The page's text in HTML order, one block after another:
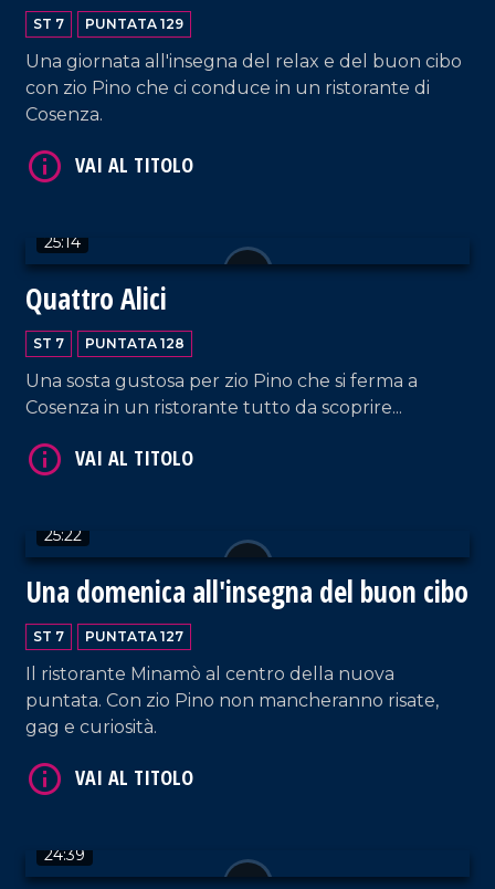
ST 7 PUNTATA 129
Una giornata all'insegna del relax e del buon cibo
con zio Pino che ci conduce in un ristorante di
Cosenza.
25:14
Quattro Alici
ST 7 PUNTATA 128
Una sosta gustosa per zio Pino che si ferma a
Cosenza in un ristorante tutto da scoprire...
25:22
Una domenica all'insegna del buon cibo
ST 7 PUNTATA 127
Il ristorante Minamò al centro della nuova
puntata. Con zio Pino non mancheranno risate,
gag e curiosità.
24:39
VAI AL TITOLO
VAI AL TITOLO
VAI AL TITOLO